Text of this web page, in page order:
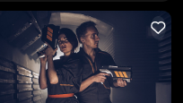
LIKE